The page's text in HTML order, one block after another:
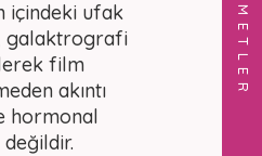
içindeki ufak
galaktrografi
film
akıntı
hormonal